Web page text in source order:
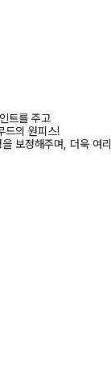
트를 주고
드의 원피스!
보정해주며, 더욱 여